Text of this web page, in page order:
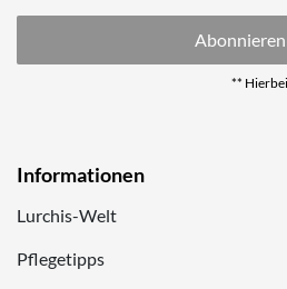
Abonnieren
**
Informationen
Lurchis-Welt
Pflegetipps